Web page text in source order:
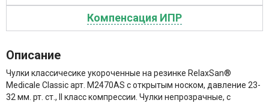
Компенсация ИПР
Описание
Чулки классичесике укороченные на резинке RelaxSan®
Medicale Classic арт. M2470AS с открытым носком, давление 23-
32 мм. рт. ст., II класс компрессии. Чулки непрозрачные, с